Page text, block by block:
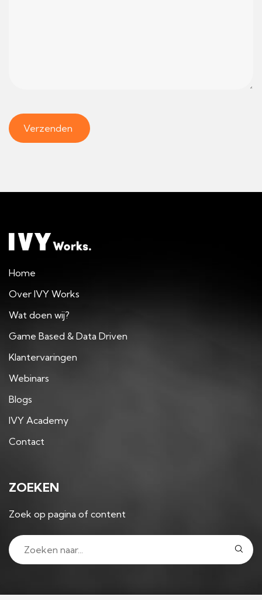
Home
Over IVY Works
Wat doen wij?
Game Based & Data Driven
Klantervaringen
Webinars
Blogs
IVY Academy
Contact
ZOEKEN
Zoek op pagina of content